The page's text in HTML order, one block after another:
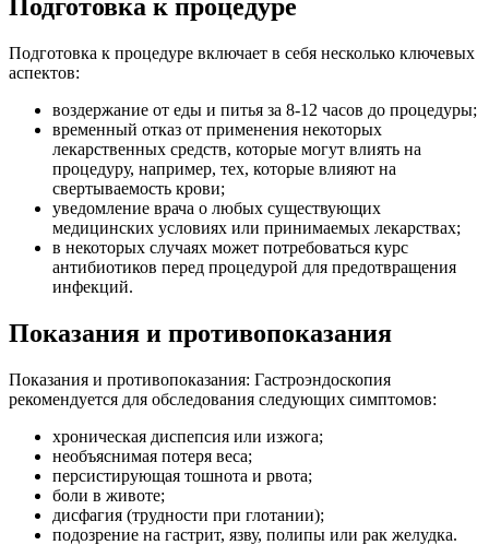
Подготовка к процедуре
Подготовка к процедуре включает в себя несколько ключевых
аспектов:
воздержание от еды и питья за 8-12 часов до процедуры;
временный отказ от применения некоторых
лекарственных средств, которые могут влиять на
процедуру, например, тех, которые влияют на
свертываемость крови;
уведомление врача о любых существующих
медицинских условиях или принимаемых лекарствах;
в некоторых случаях может потребоваться курс
антибиотиков перед процедурой для предотвращения
инфекций.
Показания и противопоказания
Показания и противопоказания: Гастроэндоскопия
рекомендуется для обследования следующих симптомов:
хроническая диспепсия или изжога;
необъяснимая потеря веса;
персистирующая тошнота и рвота;
боли в животе;
дисфагия (трудности при глотании);
подозрение на гастрит, язву, полипы или рак желудка.